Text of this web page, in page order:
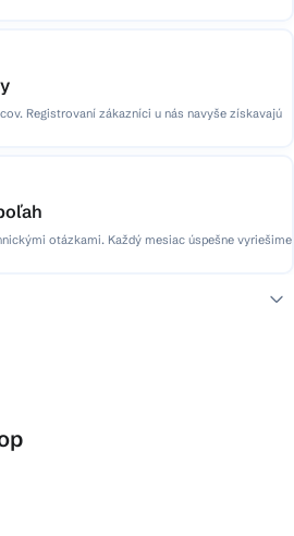
Registrovaní zákazníci u nás navyše získavajú
otázkami. Každý mesiac úspešne vyriešime